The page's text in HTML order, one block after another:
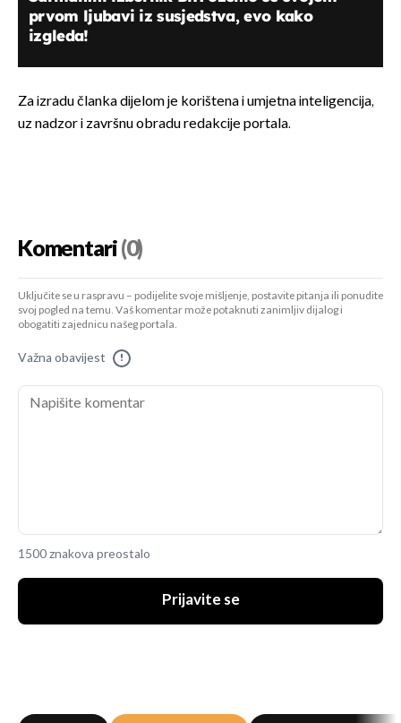
prvom ljubavi iz susjedstva, evo kako
izgleda!
Za izradu članka dijelom je korištena i umjetna inteligencija,
uz nadzor i završnu obradu redakcije portala.
Komentari(0)
Uključite se u raspravu – podijelite svoje mišljenje, postavite pitanja ili ponudite
svoj pogled na temu. Vaš komentar može potaknuti zanimljiv dijalog i
obogatiti zajednicu našeg portala.
Važna obavijest !
1500 znakova preostalo
Prijavite se